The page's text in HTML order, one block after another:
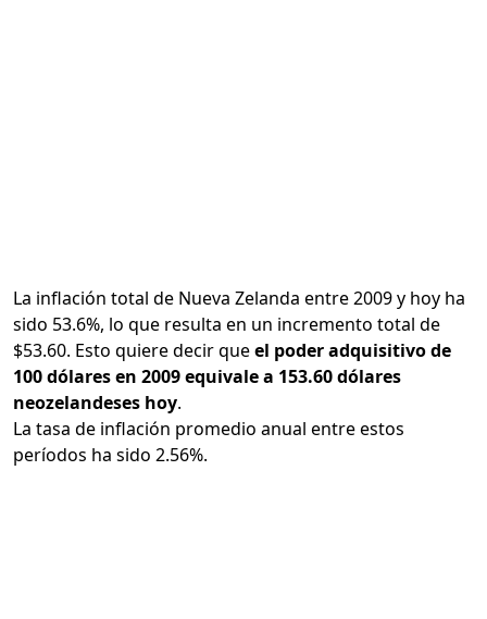
La inflación total de Nueva Zelanda entre 2009 y hoy ha
sido 53.6%, lo que resulta en un incremento total de
$53.60. Esto quiere decir queel poder adquisitivo de
100 dólares en 2009 equivale a 153.60 dólares
neozelandeses hoy.
La tasa de inflación promedio anual entre estos
períodos ha sido 2.56%.